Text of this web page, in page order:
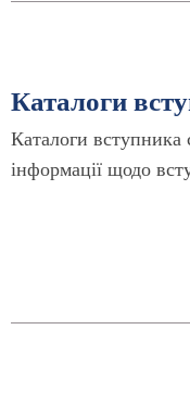
Каталоги
Каталоги
інформації щодо